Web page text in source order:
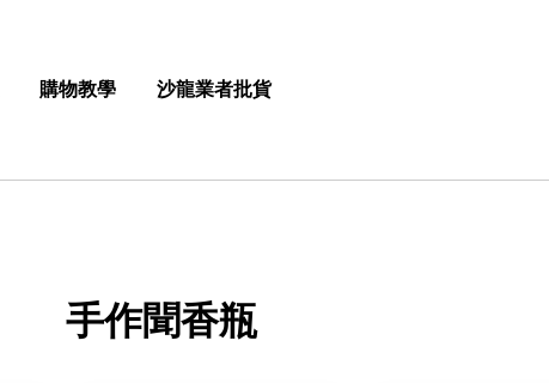
購物教學 沙龍業者批貨
手作聞香瓶